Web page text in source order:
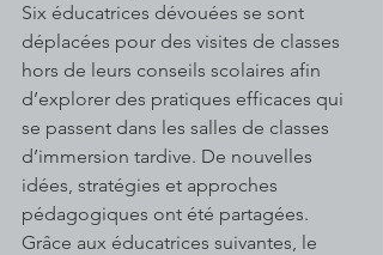
Six éducatrices dévouées se sont
déplacées pour des visites de classes
hors de leurs conseils scolaires afin
d’explorer des pratiques efficaces qui
se passent dans les salles de classes
d’immersion tardive. De nouvelles
idées, stratégies et approches
pédagogiques ont été partagées.
Grâce aux éducatrices suivantes, le